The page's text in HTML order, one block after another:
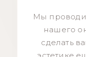
Мы
нашего
сделать
эстетике